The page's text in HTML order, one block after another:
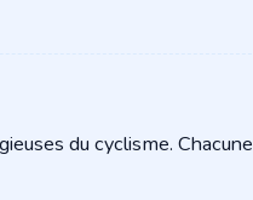
du cyclisme.